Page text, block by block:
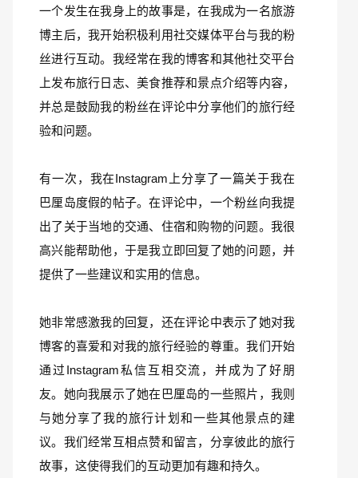
一个发生在我身上的故事是，在我成为一名旅游
博主后，我开始积极利用社交媒体平台与我的粉
丝进行互动。我经常在我的博客和其他社交平台
上发布旅行日志、美食推荐和景点介绍等内容，
并总是鼓励我的粉丝在评论中分享他们的旅行经
验和问题。
有一次，我在Instagram上分享了一篇关于我在
巴厘岛度假的帖子。在评论中，一个粉丝向我提
出了关于当地的交通、住宿和购物的问题。我很
高兴能帮助他，于是我立即回复了她的问题，并
提供了一些建议和实用的信息。
她非常感激我的回复，还在评论中表示了她对我
博客的喜爱和对我的旅行经验的尊重。我们开始
通过Instagram私信互相交流，并成为了好朋
友。她向我展示了她在巴厘岛的一些照片，我则
与她分享了我的旅行计划和一些其他景点的建
议。我们经常互相点赞和留言，分享彼此的旅行
故事，这使得我们的互动更加有趣和持久。